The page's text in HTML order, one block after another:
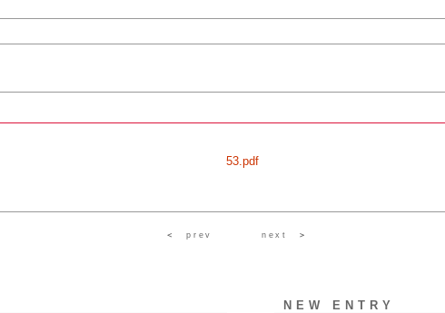
53.pdf
＜prev next ＞
NEW ENTRY